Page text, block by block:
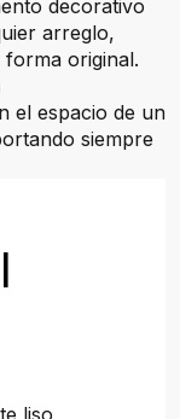
decorativo
arreglo,
original.
el espacio de un
siempre
liso